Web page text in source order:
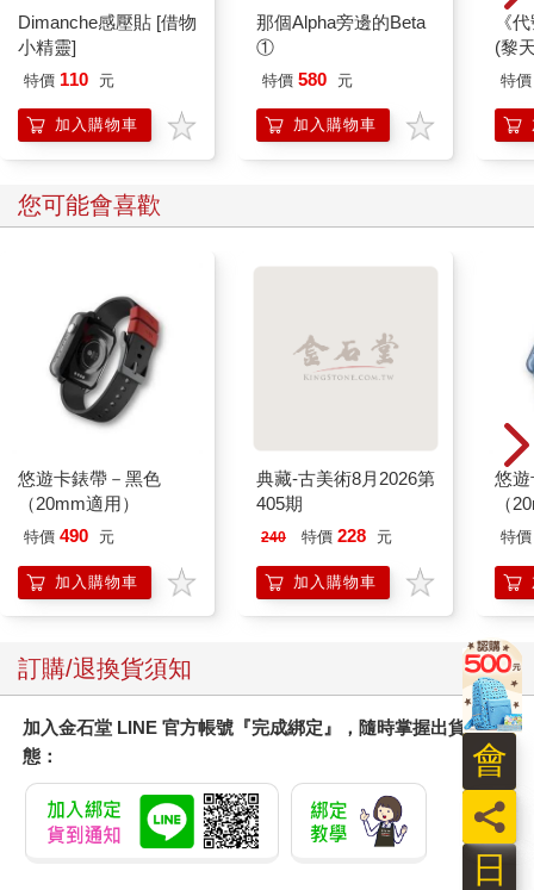
Dimanche感壓貼 [借物
小精靈]
特價 110 元
加入購物車
那個Alpha旁邊的Beta
①
特價 580 元
加入購物車
《
(黎
特價
您可能會喜歡
悠遊卡錶帶－黑色
（20mm適用）
特價 490 元
加入購物車
典藏-古美術8月2026第
405期
240 特價 228 元
加入購物車
悠
（
特價
訂購/退換貨須知
加入金石堂 LINE 官方帳號『完成綁定』，隨時掌握出貨動
態：
日
員
會